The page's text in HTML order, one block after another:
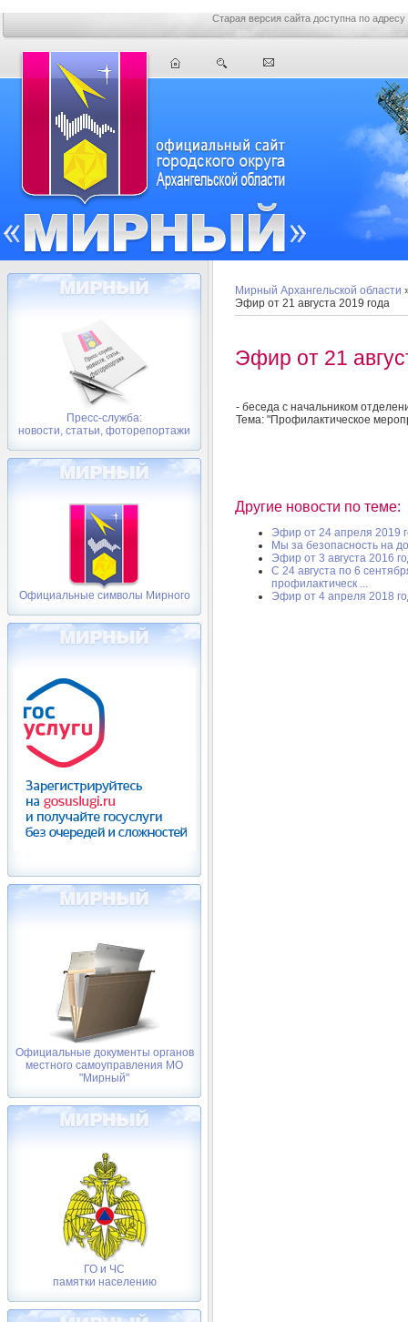
Старая версия сайта доступна по адресу
Пресс-служба:
новости, статьи, фоторепортажи
Официальные символы Мирного
Официальные документы органов
местного самоуправления МО
"Мирный"
ГО и ЧС
памятки населению
Мирный Архангельской области
Эфир от 21 августа 2019 года
Эфир от 21
- беседа с начальником
Тема: "Профилактическое
Другие новости по теме:
Эфир от 24 апреля 2019
Мы за безопасность на
Эфир от 3 августа 2016
С 24 августа по 6
профилактическ ...
Эфир от 4 апреля 2018